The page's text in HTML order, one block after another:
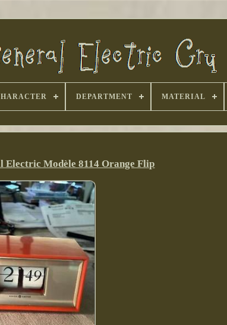
DEPARTMENT MATERIAL
Electric Modèle 8114 Orange Flip